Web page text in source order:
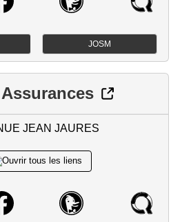
JOSM
JEAN JAURES